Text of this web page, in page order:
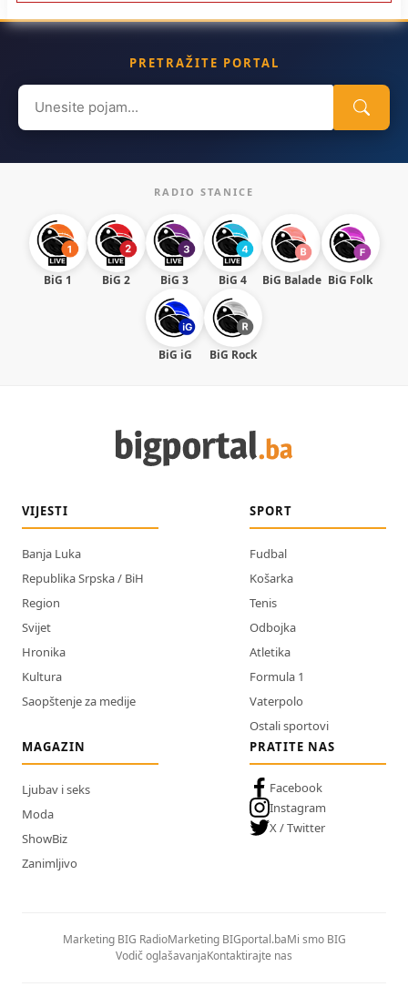
PRETRAŽITE PORTAL
Search
for:
RADIO STANICE
BiG 1 BiG 2 BiG 3 BiG 4 BiG Balade BiG Folk
BiG iG BiG Rock
VIJESTI
Banja Luka
Republika Srpska / BiH
Region
Svijet
Hronika
Kultura
Saopštenje za medije
SPORT
Fudbal
Košarka
Tenis
Odbojka
Atletika
Formula 1
Vaterpolo
Ostali sportovi
MAGAZIN
Ljubav i seks
Moda
ShowBiz
Zanimljivo
PRATITE NAS
Facebook
Instagram
X / Twitter
Marketing BIG RadioMarketing BIGportal.baMi smo BIG
Vodič oglašavanjaKontaktirajte nas